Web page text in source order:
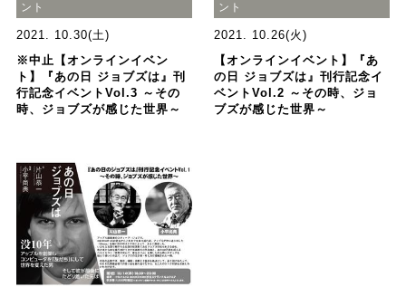
ント
2021. 10.30(土)
※中止【オンラインイベン
ト】『あの日 ジョブズは』刊
行記念イベントVol.3 ～その
時、ジョブズが感じた世界～
ント
2021. 10.26(火)
【オンラインイベント】『あ
の日 ジョブズは』刊行記念イ
ベントVol.2 ～その時、ジョ
ブズが感じた世界～